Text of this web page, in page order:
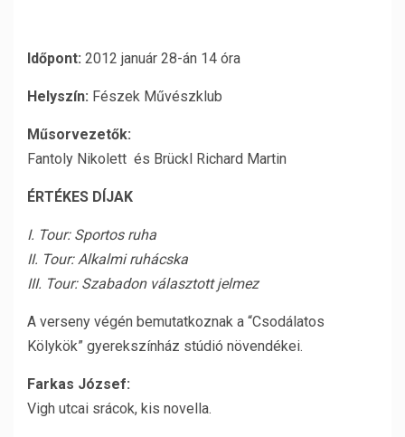
Időpont: 2012 január 28-án 14 óra
Helyszín: Fészek Művészklub
Műsorvezetők:
Fantoly Nikolett és Brückl Richard Martin
ÉRTÉKES DÍJAK
I. Tour: Sportos ruha
II. Tour: Alkalmi ruhácska
III. Tour: Szabadon választott jelmez
A verseny végén bemutatkoznak a “Csodálatos
Kölykök” gyerekszínház stúdió növendékei.
Farkas József:
Vigh utcai srácok, kis novella.